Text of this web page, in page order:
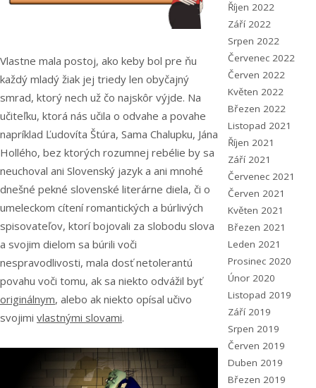
Vlastne mala postoj, ako keby bol pre ňu
každý mladý žiak jej triedy len obyčajný
smrad, ktorý nech už čo najskôr výjde. Na
učiteľku, ktorá nás učila o odvahe a povahe
napríklad Ľudovíta Štúra, Sama Chalupku, Jána
Hollého, bez ktorých rozumnej rebélie by sa
neuchoval ani Slovenský jazyk a ani mnohé
dnešné pekné slovenské literárne diela, či o
umeleckom cítení romantických a búrlivých
spisovateľov, ktorí bojovali za slobodu slova
a svojim dielom sa búrili voči
nespravodlivosti, mala dosť netolerantú
povahu voči tomu, ak sa niekto odvážil byť
originálnym, alebo ak niekto opísal učivo
svojimi vlastnými slovami.
Říjen 2022
Září 2022
Srpen 2022
Červenec 2022
Červen 2022
Květen 2022
Březen 2022
Listopad 2021
Říjen 2021
Září 2021
Červenec 2021
Červen 2021
Květen 2021
Březen 2021
Leden 2021
Prosinec 2020
Únor 2020
Listopad 2019
Září 2019
Srpen 2019
Červen 2019
Duben 2019
Březen 2019